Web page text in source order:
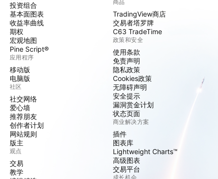
投资组合
基本面图表
收益率曲线
期权
宏观地图
Pine Script®
应用程序
移动版
电脑版
社区
社交网络
爱心墙
推荐朋友
创作者计划
网站规则
版主
观点
交易
教学
商品
TradingView商店
交易者塔罗牌
C63 TradeTime
政策和安全
使用条款
免责声明
隐私政策
Cookies政策
无障碍声明
安全提示
漏洞赏金计划
状态页面
商业解决方案
插件
图表库
Lightweight Charts™
高级图表
交易平台
成长机会